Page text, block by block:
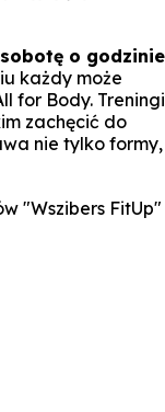
o godzinie
każdy może
for Body. Treningi
zachęcić do
nie tylko formy,
"Wszibers FitUp"